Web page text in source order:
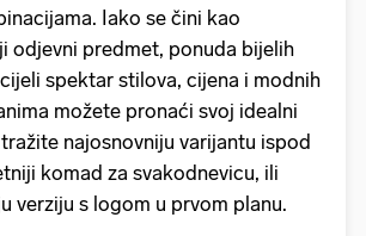
Iako se čini kao
odjevni predmet, ponuda bijelih
spektar stilova, cijena i modnih
možete pronaći svoj idealni
najosnovniju varijantu ispod
komad za svakodnevicu, ili
verziju s logom u prvom planu.